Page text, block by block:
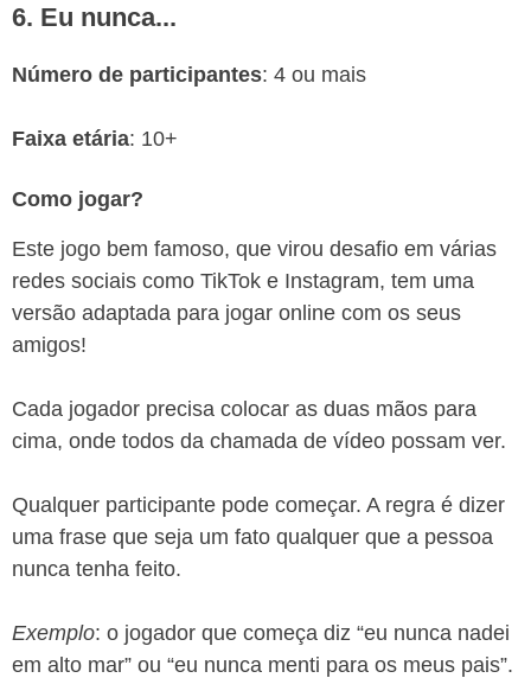
6. Eu nunca...
Número de participantes: 4 ou mais
Faixa etária: 10+
Como jogar?
Este jogo bem famoso, que virou desafio em várias
redes sociais como TikTok e Instagram, tem uma
versão adaptada para jogar online com os seus
amigos!
Cada jogador precisa colocar as duas mãos para
cima, onde todos da chamada de vídeo possam ver.
Qualquer participante pode começar. A regra é dizer
uma frase que seja um fato qualquer que a pessoa
nunca tenha feito.
Exemplo: o jogador que começa diz “eu nunca nadei
em alto mar” ou “eu nunca menti para os meus pais”.